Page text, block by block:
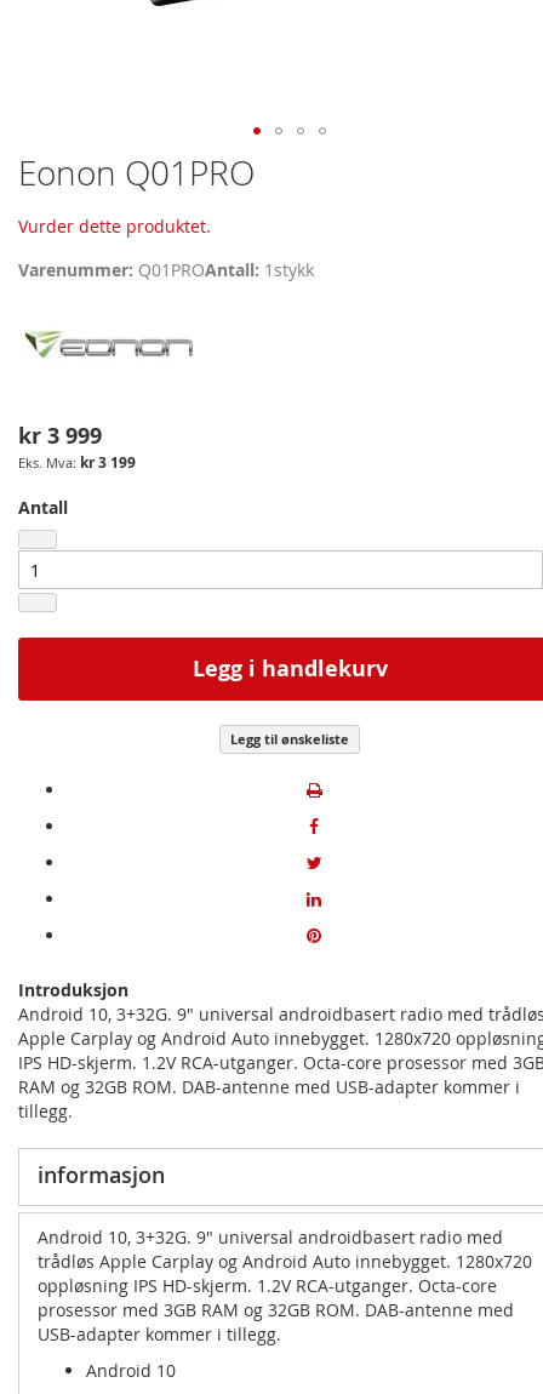
Skip
to
beginning
the
gallery
Eonon Q01PRO
Vurder dette produktet.
Varenummer Q01PROAntall 1 stykk
kr 3 999
kr 3 199
Antall
Legg i handlekurv
Legg til ønskeliste
Introduksjon
Android 10, 3+32G. 9" universal androidbasert radio med
Apple Carplay og Android Auto innebygget. 1280x720
IPS HD-skjerm. 1.2V RCA-utganger. Octa-core prosessor med
RAM og 32GB ROM. DAB-antenne med USB-adapter kommer i
tillegg.
informasjon
Android 10, 3+32G. 9" universal androidbasert radio med
trådløs Apple Carplay og Android Auto innebygget. 1280x720
oppløsning IPS HD-skjerm. 1.2V RCA-utganger. Octa-core
prosessor med 3GB RAM og 32GB ROM. DAB-antenne med
USB-adapter kommer i tillegg.
Android 10